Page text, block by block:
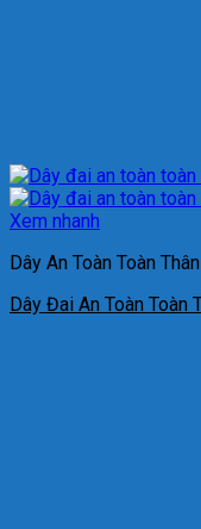
Xem nhanh
Dây An Toàn Toàn Thân
Dây Đai An Toàn Toàn